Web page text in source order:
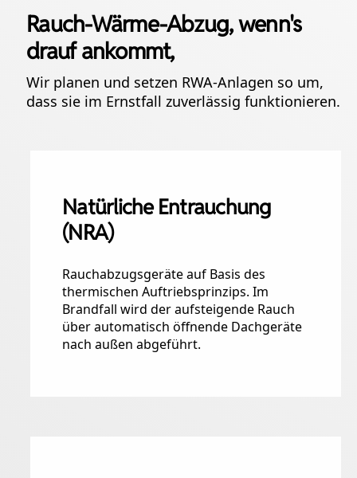
Rauch-Wärme-Abzug, wenn's
drauf ankommt,
Wir planen und setzen RWA-Anlagen so um,
dass sie im Ernstfall zuverlässig funktionieren.
Natürliche Entrauchung
(NRA)
Rauchabzugsgeräte auf Basis des
thermischen Auftriebsprinzips. Im
Brandfall wird der aufsteigende Rauch
über automatisch öffnende Dachgeräte
nach außen abgeführt.